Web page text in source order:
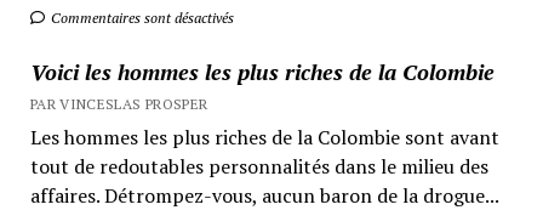
Commentaires sont désactivés
Voici les hommes les plus riches de la Colombie
PAR VINCESLAS PROSPER
Les hommes les plus riches de la Colombie sont avant
tout de redoutables personnalités dans le milieu des
affaires. Détrompez-vous, aucun baron de la drogue...